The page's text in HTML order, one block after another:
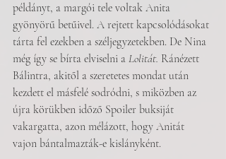
példányt, a margói tele voltak Anita
gyönyörű betűivel. A rejtett kapcsolódásokat
tárta fel ezekben a széljegyzetekben. De Nina
még így se bírta elviselni a Lolitát. Ránézett
Bálintra, akitől a szeretetes mondat után
kezdett el másfelé sodródni, s miközben az
újra körükben időző Spoiler buksiját
vakargatta, azon mélázott, hogy Anitát
vajon bántalmazták-e kislányként.